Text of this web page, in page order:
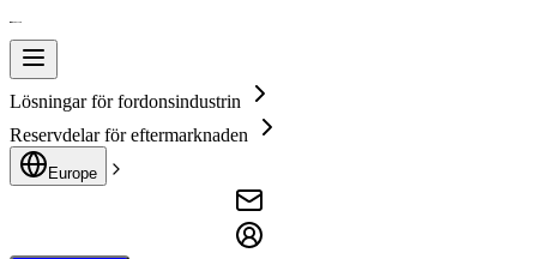
Lösningar för fordonsindustrin
Reservdelar för eftermarknaden
Europe